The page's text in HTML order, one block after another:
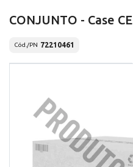
CONJUNTO - Case CE
Cód./PN 72210461